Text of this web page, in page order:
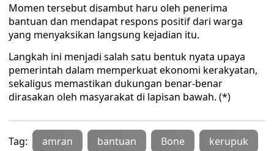
Momen tersebut disambut haru oleh penerima
bantuan dan mendapat respons positif dari warga
yang menyaksikan langsung kejadian itu.
Langkah ini menjadi salah satu bentuk nyata upaya
pemerintah dalam memperkuat ekonomi kerakyatan,
sekaligus memastikan dukungan benar-benar
dirasakan oleh masyarakat di lapisan bawah. (*)
Tag: amran bantuan Bone kerupuk